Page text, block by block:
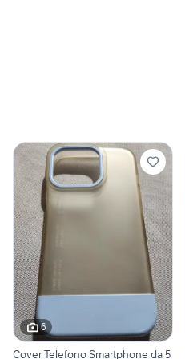
6
Cover Telefono Smartphone da 5